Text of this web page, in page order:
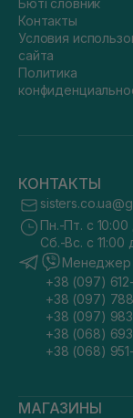
Бюті словник
Контакты
Условия
сайта
Политика
КОНТАКТЫ
Пн.-Пт. с 10:00
Сб.-Вс. с 11:00
Менеджер
+38 (097)
+38 (097)
+38 (097)
+38 (068)
+38 (068)
МАГАЗИНЫ